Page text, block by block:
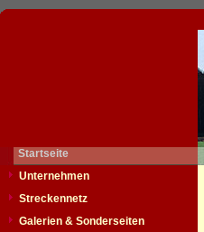
Startseite
Unternehmen
Streckennetz
Galerien & Sonderseiten